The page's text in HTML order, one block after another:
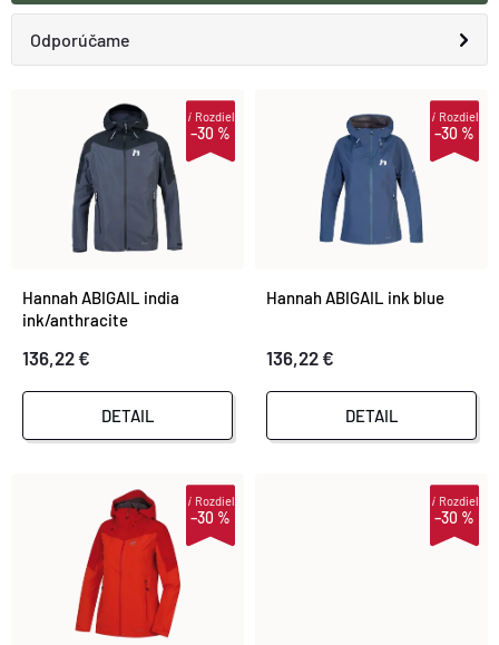
R
E
P
Odporúčame
Najdrahšie
Najpredávanejšie
Abecedne
S
P
R
–30 %
iRozdiel
Hannah ABIGAIL india
ink/anthracite
136,22 €
DETAIL
–30 %
iRozdiel
Hannah ABIGAIL ink blue
136,22 €
DETAIL
–30 %
iRozdiel
–30 %
iRozdiel